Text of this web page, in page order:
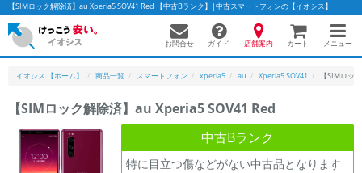
【SIMロック解除済】au Xperia5 SOV41 Red 【中古Bランク】|中古スマートフォンの【イオシス】
お問合せ ガイド 店舗案内 カート メニュー
イオシス 【ホーム】 商品一覧 スマートフォン xperia5 au Xperia5 SOV41 【SIMロッ
【SIMロック解除済】au Xperia5 SOV41 Red
中古Bランク
特に目立つ傷などがない中古品となります
かんたんパソコン検索に切り替える